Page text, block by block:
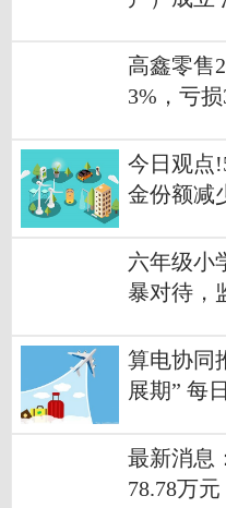
高鑫零售
3%，亏
今日观点
金份额减
六年级小
暴对待，
算电协同
展期” 每
最新消息
78.78万